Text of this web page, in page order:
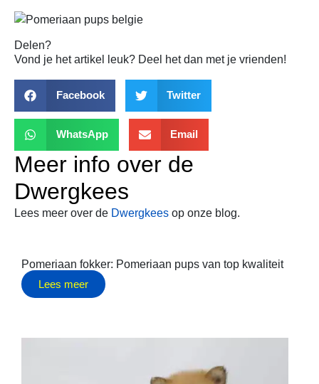
Delen?
Vond je het artikel leuk? Deel het dan met je vrienden!
Facebook Twitter
WhatsApp Email
Meer info over de
Dwergkees
Lees meer over de Dwergkees op onze blog.
Pomeriaan fokker: Pomeriaan pups van top kwaliteit
Lees meer